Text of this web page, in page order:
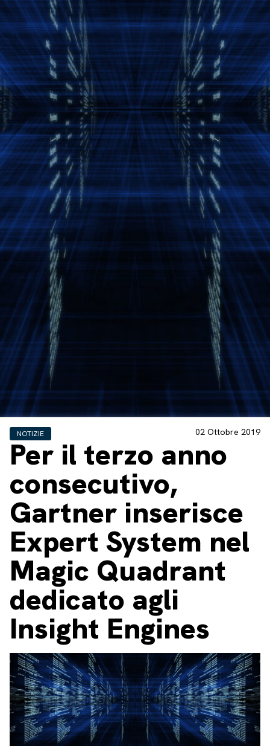
NOTIZIE 02 Ottobre 2019
Per il terzo anno
consecutivo,
Gartner inserisce
Expert System nel
Magic Quadrant
dedicato agli
Insight Engines